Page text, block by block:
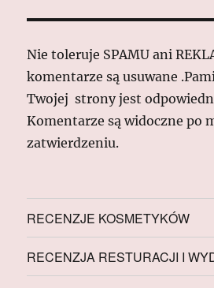
Nie toleruje SPAMU ani
komentarze są usuwane
Twojej strony jest
Komentarze są widoczne po
zatwierdzeniu.
RECENZJE KOSMETYKÓW
RECENZJA RESTURACJI I